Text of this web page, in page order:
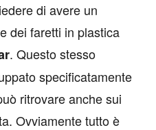
di avere un
dei faretti in plastica
. Questo stesso
specificatamente
ritrovare anche sui
Ovviamente tutto è